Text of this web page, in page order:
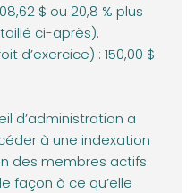
$ ou 20,8 % plus
ci-après).
d’exercice) : 150,00 $
d’administration a
à une indexation
des membres actifs
façon à ce qu’elle